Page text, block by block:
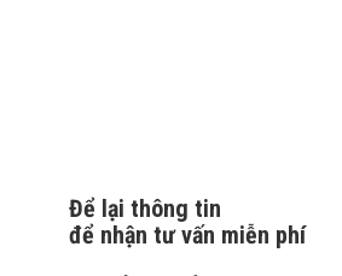
Để lại thông tin
để nhận tư vấn miễn phí